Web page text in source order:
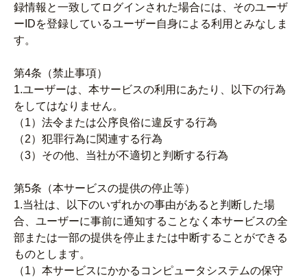
録情報と一致してログインされた場合には、そのユーザ
ーIDを登録しているユーザー自身による利用とみなしま
す。
第4条（禁止事項）
1.ユーザーは、本サービスの利用にあたり、以下の行為
をしてはなりません。
（1）法令または公序良俗に違反する行為
（2）犯罪行為に関連する行為
（3）その他、当社が不適切と判断する行為
第5条（本サービスの提供の停止等）
1.当社は、以下のいずれかの事由があると判断した場
合、ユーザーに事前に通知することなく本サービスの全
部または一部の提供を停止または中断することができる
ものとします。
（1）本サービスにかかるコンピュータシステムの保守